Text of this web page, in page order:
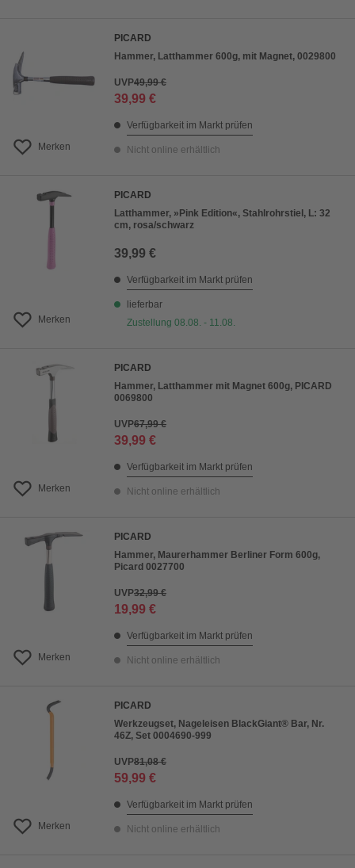
Merken
PICARD
Hammer, Latthammer 600g, mit Magnet, 0029800
UVP49,99 €
39,99 €
Verfügbarkeit im Markt prüfen
Nicht online erhältlich
Merken
PICARD
Latthammer, »Pink Edition«, Stahlrohrstiel, L: 32
cm, rosa/schwarz
39,99 €
Verfügbarkeit im Markt prüfen
lieferbar
Zustellung 08.08. - 11.08.
Merken
PICARD
Hammer, Latthammer mit Magnet 600g, PICARD
0069800
UVP67,99 €
39,99 €
Verfügbarkeit im Markt prüfen
Nicht online erhältlich
Merken
PICARD
Hammer, Maurerhammer Berliner Form 600g,
Picard 0027700
UVP32,99 €
19,99 €
Verfügbarkeit im Markt prüfen
Nicht online erhältlich
Merken
PICARD
Werkzeugset, Nageleisen BlackGiant® Bar, Nr.
46Z, Set 0004690-999
UVP81,08 €
59,99 €
Verfügbarkeit im Markt prüfen
Nicht online erhältlich